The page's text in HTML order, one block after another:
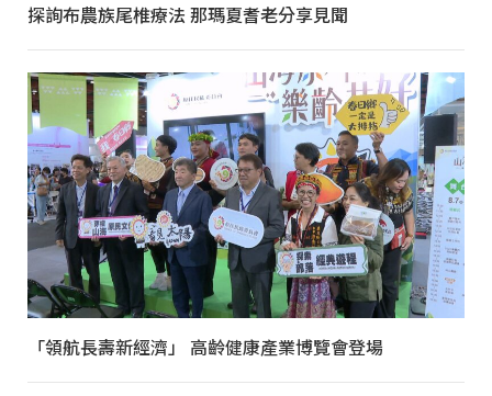
探詢布農族尾椎療法 那瑪夏耆老分享見聞
「領航長壽新經濟」 高齡健康產業博覽會登場